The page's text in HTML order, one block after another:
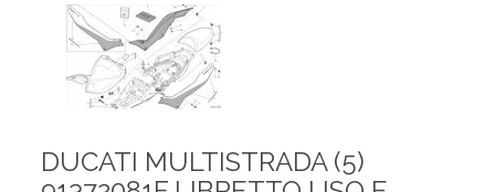
DUCATI MULTISTRADA (5)